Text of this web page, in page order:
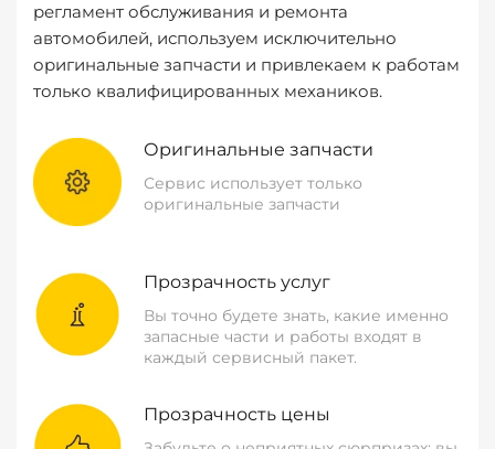
регламент обслуживания и ремонта
автомобилей, используем исключительно
оригинальные запчасти и привлекаем к работам
только квалифицированных механиков.
Оригинальные запчасти
Сервис использует только
оригинальные запчасти
Прозрачность услуг
Вы точно будете знать, какие именно
запасные части и работы входят в
каждый сервисный пакет.
Прозрачность цены